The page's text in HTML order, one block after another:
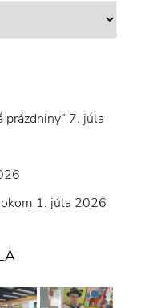
prázdniny“ 7. júla
1. júla 2026